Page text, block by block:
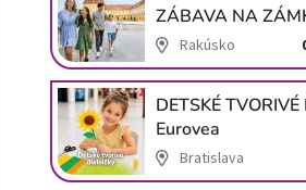
ZÁBAVA NA
SCHLOSS HOF
Rakúsko
DETSKÉ TVORIVÉ
Eurovea
Bratislava